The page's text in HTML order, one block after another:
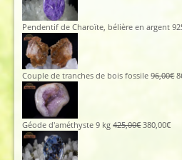
Pendentif de Charoïte, bélière en argent
Couple de tranches de bois fossile 96,00€
Géode d'améthyste 9 kg 425,00€ Le
380,00€Le